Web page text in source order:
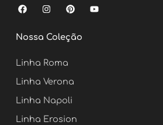
F
a
e
b
o
k
I
n
t
a
r
a
m
P
i
t
e
Y
o
Nossa Coleção
Linha Roma
Linha Verona
Linha Napoli
Linha Erosion